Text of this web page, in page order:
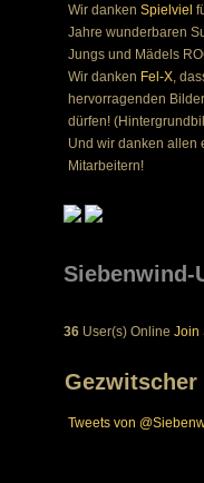
Wir danken Spielviel
Jahre wunderbaren
Jungs und Mädels
Wir danken Fel-X,
hervorragenden
dürfen!
Und wir danken allen
Mitarbeitern!
Siebenwind-
36 User(s) Online Join
Gezwitscher
Tweets von